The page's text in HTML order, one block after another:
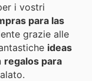
i vostri
para las
grazie alle
ideas
regalos para